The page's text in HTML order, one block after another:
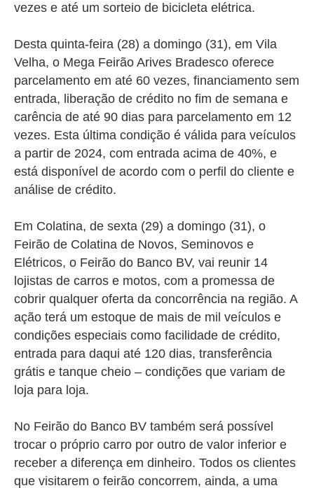
vezes e até um sorteio de bicicleta elétrica.
Desta quinta-feira (28) a domingo (31), em Vila
Velha, o Mega Feirão Arives Bradesco oferece
parcelamento em até 60 vezes, financiamento sem
entrada, liberação de crédito no fim de semana e
carência de até 90 dias para parcelamento em 12
vezes. Esta última condição é válida para veículos
a partir de 2024, com entrada acima de 40%, e
está disponível de acordo com o perfil do cliente e
análise de crédito.
Em Colatina, de sexta (29) a domingo (31), o
Feirão de Colatina de Novos, Seminovos e
Elétricos, o Feirão do Banco BV, vai reunir 14
lojistas de carros e motos, com a promessa de
cobrir qualquer oferta da concorrência na região. A
ação terá um estoque de mais de mil veículos e
condições especiais como facilidade de crédito,
entrada para daqui até 120 dias, transferência
grátis e tanque cheio – condições que variam de
loja para loja.
No Feirão do Banco BV também será possível
trocar o próprio carro por outro de valor inferior e
receber a diferença em dinheiro. Todos os clientes
que visitarem o feirão concorrem, ainda, a uma